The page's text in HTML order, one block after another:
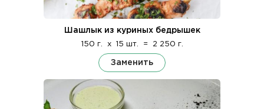
Шашлык из куриных бедрышек
150 г. x 15 шт. = 2 250 г.
Заменить